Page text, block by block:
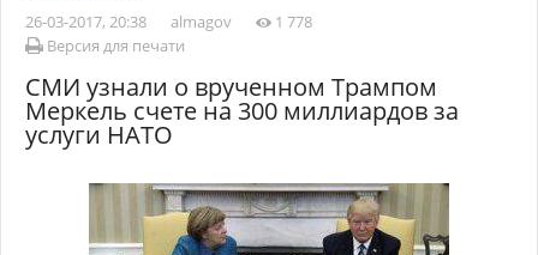
26-03-2017, 20:38 almagov
1 778
Версия для печати
СМИ узнали о врученном Трампом
Меркель счете на 300 миллиардов за
услуги НАТО